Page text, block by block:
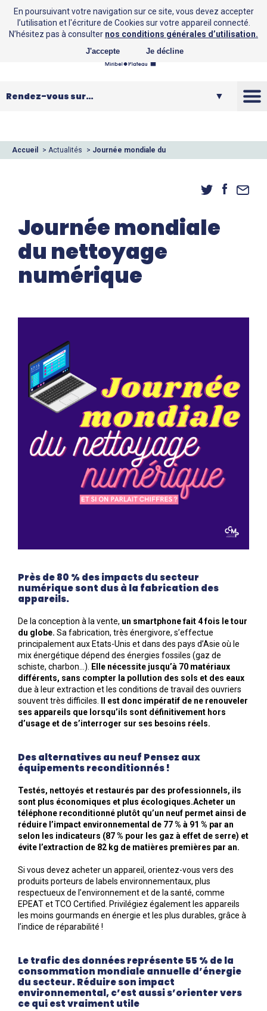
Vos loisirs
Accueil > Actualités > Journée mondiale du
Journée mondiale
du nettoyage
numérique
Près de 80 % des impacts du secteur
numérique sont dus à la fabrication des
appareils.
De la conception à la vente, un smartphone fait 4 fois le tour
du globe. Sa fabrication, très énergivore, s’effectue
principalement aux Etats-Unis et dans des pays d’Asie où le
mix énergétique dépend des énergies fossiles (gaz de
schiste, charbon…). Elle nécessite jusqu’à 70 matériaux
différents, sans compter la pollution des sols et des eaux
due à leur extraction et les conditions de travail des ouvriers
souvent très difficiles.
Il est donc impératif de ne renouveler
ses appareils que lorsqu’ils sont définitivement hors
d’usage et de s’interroger sur ses besoins réels.
Des alternatives au neuf Pensez aux
équipements reconditionnés !
Testés, nettoyés et restaurés par des professionnels, ils
sont plus économiques et plus écologiques.Acheter un
téléphone reconditionné plutôt qu’un neuf permet ainsi de
réduire l’impact environnemental de 77 % à 91 % par an
selon les indicateurs (87 % pour les gaz à effet de serre) et
évite l’extraction de 82 kg de matières premières par an.
Si vous devez acheter un appareil, orientez-vous vers des
produits porteurs de labels environnementaux, plus
respectueux de l’environnement et de la santé, comme
EPEAT et TCO Certified. Privilégiez également les appareils
les moins gourmands en énergie et les plus durables, grâce à
l’indice de réparabilité !
Le trafic des données représente 55 % de la
consommation mondiale annuelle d’énergie
du secteur. Réduire son impact
environnemental, c’est aussi s’orienter vers
ce qui est vraiment utile
En poursuivant votre navigation sur ce site, vous devez accepter
l’utilisation et l'écriture de Cookies sur votre appareil connecté.
N’hésitez pas à consulter nos conditions générales d’utilisation.
J'accepte Je décline